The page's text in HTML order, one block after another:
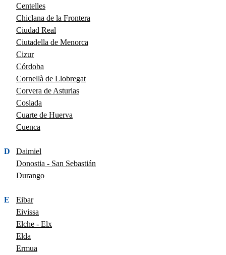
Centelles
Chiclana de la Frontera
Ciudad Real
Ciutadella de Menorca
Cizur
Córdoba
Cornellà de Llobregat
Corvera de Asturias
Coslada
Cuarte de Huerva
Cuenca
D
Daimiel
Donostia - San Sebastián
Durango
E
Eibar
Eivissa
Elche - Elx
Elda
Ermua